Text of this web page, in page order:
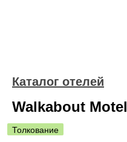
Каталог отелей
Walkabout Motel
Толкование